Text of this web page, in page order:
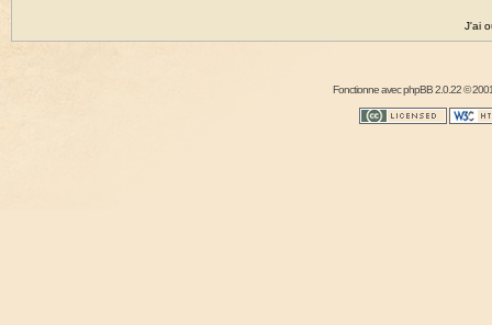
J'ai
Fonctionne avecphpBB2.0.22 ©